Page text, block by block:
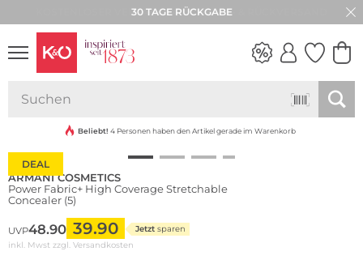
30 TAGE RÜCKGABE
VIBES
DEAL
Beliebt! 4 Personen haben den Artikel gerade im Warenkorb
ARMANI COSMETICS
Power Fabric+ High Coverage Stretchable
Concealer (5)
UVP48.90 39.90 Jetzt sparen
inkl. Mwst zzgl. Versandkosten